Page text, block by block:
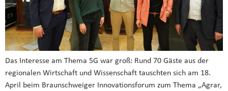
Das Interesse am Thema 5G war groß: Rund 70 Gäste aus der
regionalen Wirtschaft und Wissenschaft tauschten sich am 18.
April beim Braunschweiger Innovationsforum zum Thema „Agrar,